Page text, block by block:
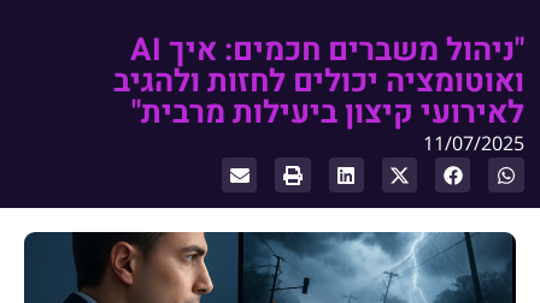
"ניהול משברים חכמים: איך AI
ואוטומציה יכולים לחזות ולהגיב
לאירועי קיצון ביעילות מרבית"
11/07/2025